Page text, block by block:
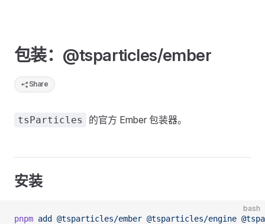
包装：@tsparticles/ember
Share
tsParticles 的官方 Ember 包装器。
安装
bash
pnpm add @tsparticles/ember @tsparticles/engine